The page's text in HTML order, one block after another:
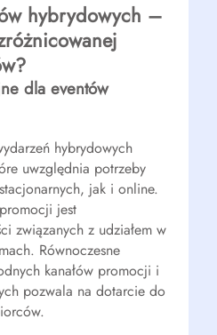
hybrydowych –
dla eventów
hybrydowych
uwzględnia potrzeby
jak i online.
jest
związanych z udziałem w
Równoczesne
kanałów promocji i
pozwala na dotarcie do